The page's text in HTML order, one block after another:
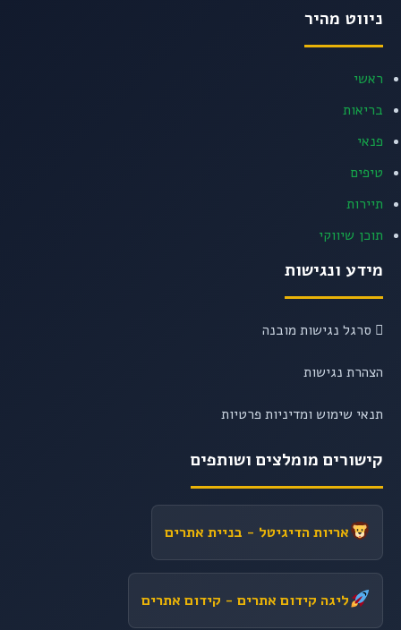
ניווט מהיר
ראשי
בריאות
פנאי
טיפים
תיירות
תוכן שיווקי
מידע ונגישות
סרגל נגישות מובנה
הצהרת נגישות
תנאי שימוש ומדיניות פרטיות
קישורים מומלצים ושותפים
אריות הדיגיטל - בניית אתרים
ליגה קידום אתרים- קידום אתרים